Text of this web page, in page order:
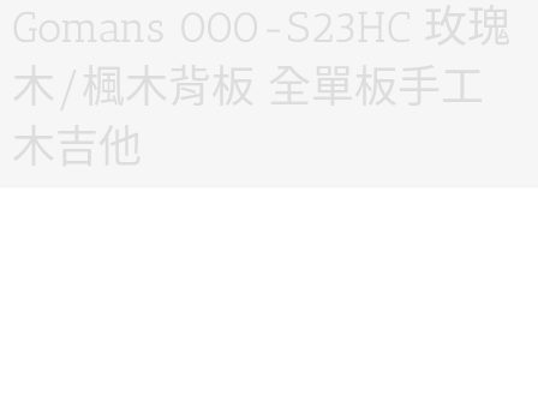
Gomans 000-S23HC 玫瑰
木/楓木背板 全單板手工
木吉他